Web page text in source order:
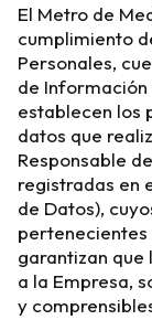
El Metro de
cumplimiento
Personales,
de Información
establecen los
datos que
Responsable
registradas en
de Datos),
pertenecientes
garantizan
a la Empresa,
y